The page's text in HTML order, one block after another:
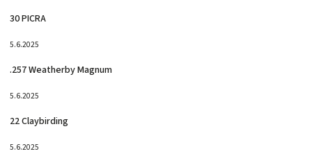
30 PICRA
5.6.2025
.257 Weatherby Magnum
5.6.2025
22 Claybirding
5.6.2025